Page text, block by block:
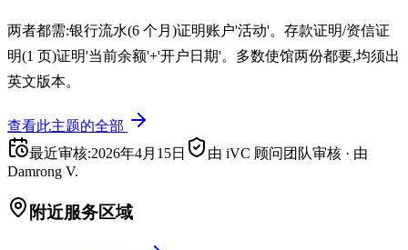
两者都需:银行流水(6 个月)证明账户'活动'。存款证明/资信证
明(1 页)证明'当前余额'+'开户日期'。多数使馆两份都要,均须出
英文版本。
查看此主题的全部
最近审核:2026年4月15日 由 iVC 顾问团队审核 · 由
Damrong V.
附近服务区域